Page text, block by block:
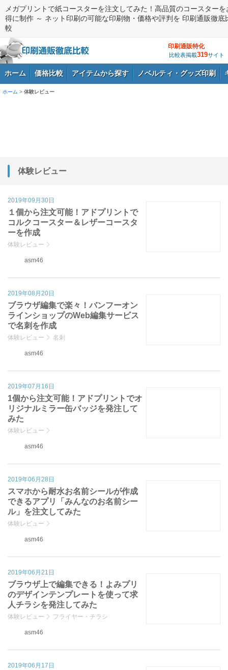
メガプリントで紙コースターを注文してみた！高品質のコースターを
得に制作 ～ ネット印刷の可能な印刷物・価格や評判を 印刷通販徹底
較
印刷通販特化
比較表掲載319サイト
ホーム 価格比較 アイテムから探す ノベルティ・グッズ印刷
ホーム > 体験レビュー
体験レビュー
2019年09月30日
１個から注文可能！アドプリントで
コルクコースター＆レザーコースタ
ーを作成
体験レビュー
asm46
2019年08月20日
ブラウザ編集で楽々！バンフーオン
ラインショップのWeb編集サービス
で名刺を作成
体験レビュー 名刺
asm46
2019年07月16日
1個から注文可能！アドプリントでオ
リジナルミラー缶バッジを発注して
みた
体験レビュー
asm46
2019年06月28日
スマホから耐水お名前シールが作成
できるアプリ「みんなのお名前シー
ル」を注文してみた
体験レビュー
asm46
2019年06月21日
ブラウザ上で編集できる！よみプリ
のデザインテンプレートを使って求
人チラシを発注してみた
体験レビュー フライヤー・チラシ
asm46
2019年06月17日